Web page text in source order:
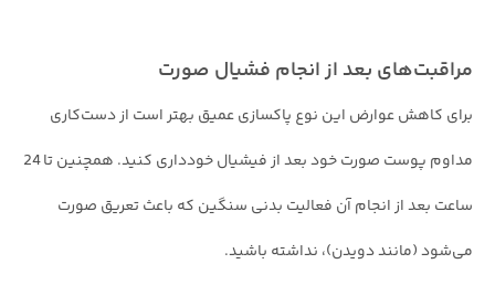
مراقبت‌های بعد از انجام فشیال صورت
برای کاهش عوارض این نوع پاکسازی عمیق بهتر است از دست‌کاری
مداوم پوست صورت خود بعد از فیشیال خودداری کنید. همچنین تا 24
ساعت بعد از انجام آن فعالیت بدنی سنگین که باعث تعریق صورت
می‌شود (مانند دویدن)، نداشته باشید.